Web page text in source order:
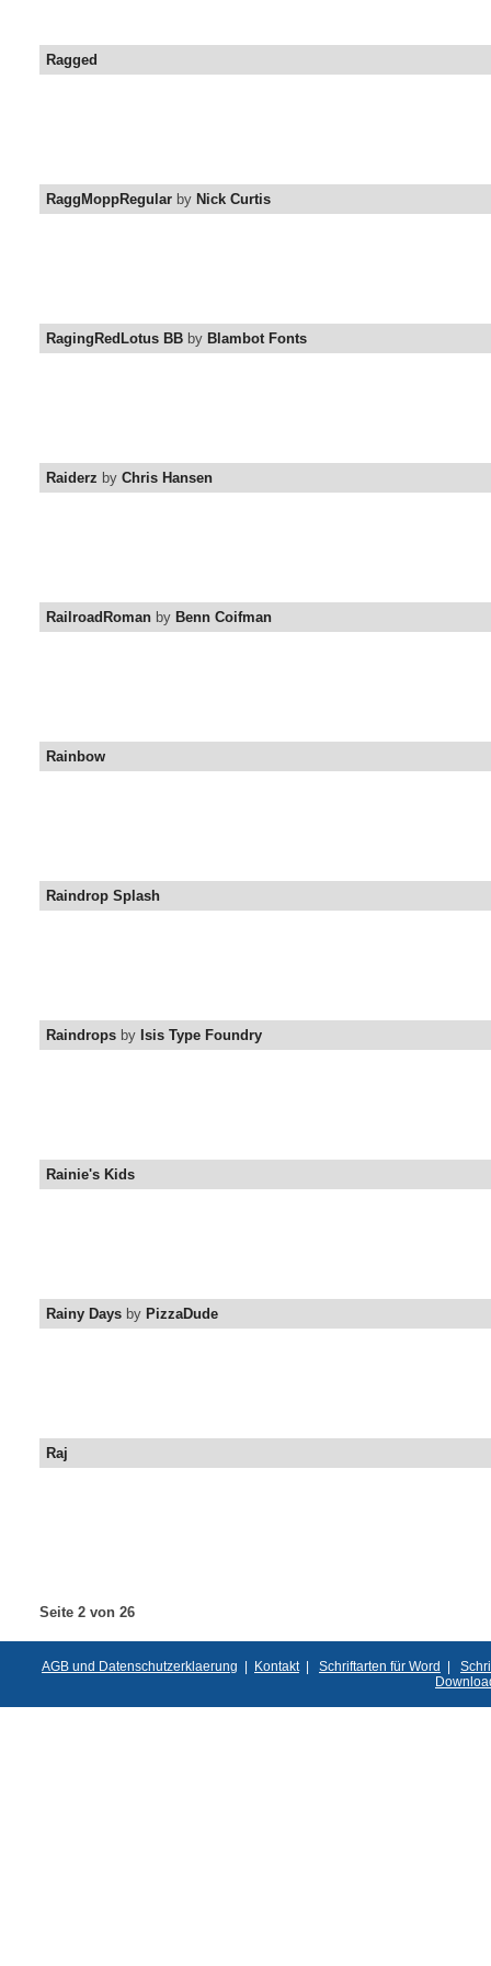
Ragged
RaggMoppRegular by Nick Curtis
RagingRedLotus BB by Blambot Fonts
Raiderz by Chris Hansen
RailroadRoman by Benn Coifman
Rainbow
Raindrop Splash
Raindrops by Isis Type Foundry
Rainie's Kids
Rainy Days by PizzaDude
Raj
Seite 2 von 26
AGB und Datenschutzerklaerung | Kontakt| Schriftarten für Word |